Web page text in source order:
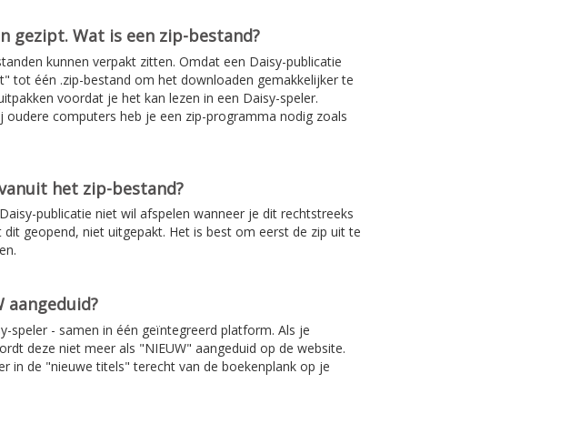
gezipt. Wat is een zip-bestand?
kunnen verpakt zitten. Omdat een Daisy-publicatie
tot één .zip-bestand om het downloaden gemakkelijker te
voordat je het kan lezen in een Daisy-speler.
computers heb je een zip-programma nodig zoals
het zip-bestand?
publicatie niet wil afspelen wanneer je dit rechtstreeks
geopend, niet uitgepakt. Het is best om eerst de zip uit te
speler - samen in één geïntegreerd platform. Als je
deze niet meer als "NIEUW" aangeduid op de website.
in de "nieuwe titels" terecht van de boekenplank op je